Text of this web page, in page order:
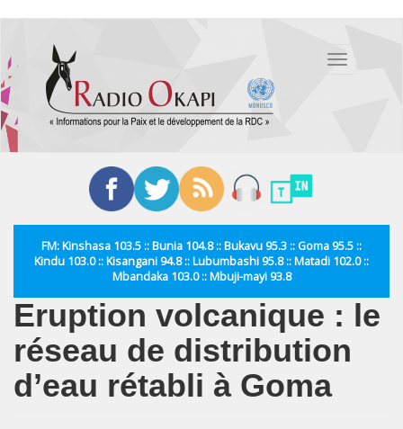
contenu
principal
Toggle
FM: Kinshasa 103.5 :: Bunia 104.8 :: Bukavu 95.3 :: Goma 95.5 ::
Kindu 103.0 :: Kisangani 94.8 :: Lubumbashi 95.8 :: Matadi 102.0 ::
Mbandaka 103.0 :: Mbuji-mayi 93.8
Eruption volcanique : le
réseau de distribution
d’eau rétabli à Goma